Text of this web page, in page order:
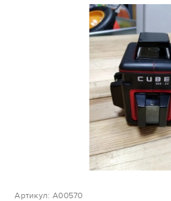
Артикул: A00570